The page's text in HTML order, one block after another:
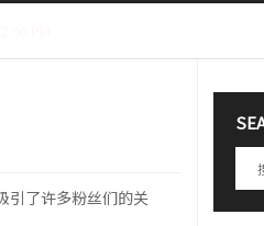
引了许多粉丝们的关